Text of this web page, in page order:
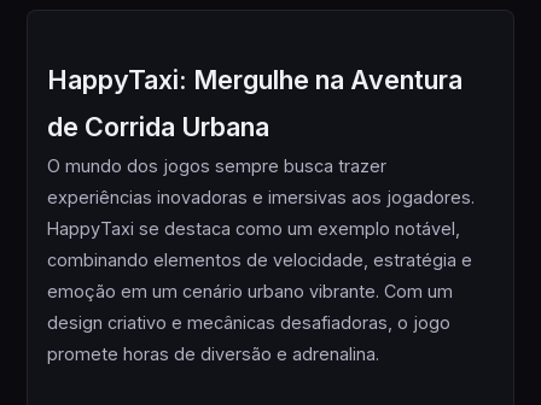
HappyTaxi: Mergulhe na Aventura
de Corrida Urbana
O mundo dos jogos sempre busca trazer
experiências inovadoras e imersivas aos jogadores.
HappyTaxi se destaca como um exemplo notável,
combinando elementos de velocidade, estratégia e
emoção em um cenário urbano vibrante. Com um
design criativo e mecânicas desafiadoras, o jogo
promete horas de diversão e adrenalina.